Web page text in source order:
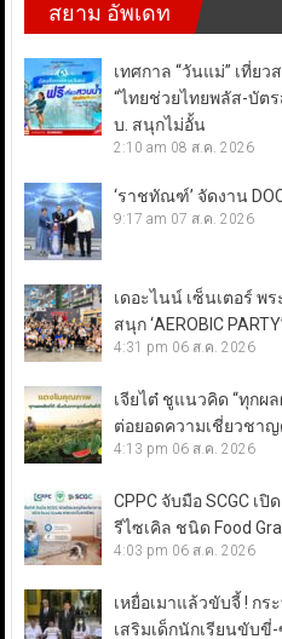
สยาม อัพเดท
เทศกาล “วันแม่” เที่ย
“ไทยช่วยไทยพลัส-บัตร
บ. สนุกไม่อั้น
2:10 am 08 ส.ค. 2026
‘ราชทัณฑ์’ จัดงาน
9:17 am 07 ส.ค. 2026
เดอะไนน์ เซ็นเตอร์ พ
สนุก ‘AEROBIC
4:31 pm 06 ส.ค. 2026
เจียไต๋ ชูแนวคิด “ทุกผ
ต่อยอดความเชี่ยวชา
4:13 pm 06 ส.ค. 2026
CPPC จับมือ SCGC
รีไซเคิล ชนิด Food
4:03 pm 06 ส.ค. 2026
เหยื่อเมาแล้วขับจี้ ! ก
เสริมเด็กนักเรียนขับ